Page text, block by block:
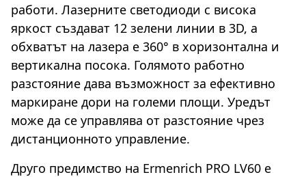
работи. Лазерните светодиоди с висока
яркост създават 12 зелени линии в 3D, а
обхватът на лазера е 360° в хоризонтална и
вертикална посока. Голямото работно
разстояние дава възможност за ефективно
маркиране дори на големи площи. Уредът
може да се управлява от разстояние чрез
дистанционното управление.
Друго предимство на Ermenrich PRO LV60 е